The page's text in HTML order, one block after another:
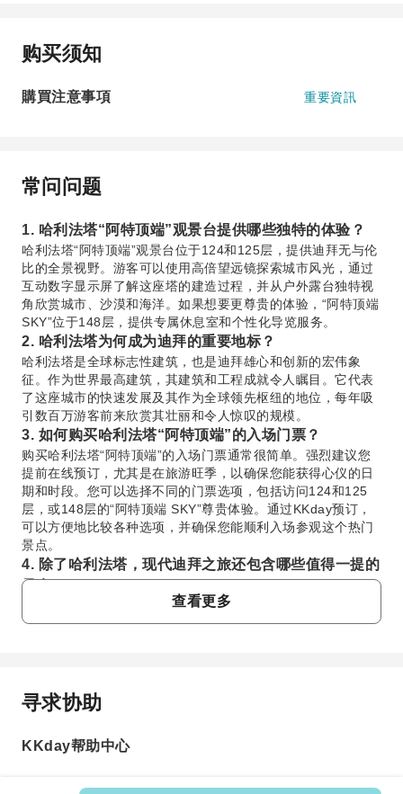
购买须知
購買注意事項 重要資訊
常问问题
1. 哈利法塔“阿特顶端”观景台提供哪些独特的体验？
哈利法塔“阿特顶端”观景台位于124和125层，提供迪拜无与伦
比的全景视野。游客可以使用高倍望远镜探索城市风光，通过
互动数字显示屏了解这座塔的建造过程，并从户外露台独特视
角欣赏城市、沙漠和海洋。如果想要更尊贵的体验，“阿特顶端
SKY”位于148层，提供专属休息室和个性化导览服务。
2. 哈利法塔为何成为迪拜的重要地标？
哈利法塔是全球标志性建筑，也是迪拜雄心和创新的宏伟象
征。作为世界最高建筑，其建筑和工程成就令人瞩目。它代表
了这座城市的快速发展及其作为全球领先枢纽的地位，每年吸
引数百万游客前来欣赏其壮丽和令人惊叹的规模。
3. 如何购买哈利法塔“阿特顶端”的入场门票？
购买哈利法塔“阿特顶端”的入场门票通常很简单。强烈建议您
提前在线预订，尤其是在旅游旺季，以确保您能获得心仪的日
期和时段。您可以选择不同的门票选项，包括访问124和125
层，或148层的“阿特顶端 SKY”尊贵体验。通过KKday预订，
可以方便地比较各种选项，并确保您能顺利入场参观这个热门
景点。
4. 除了哈利法塔，现代迪拜之旅还包含哪些值得一提的
景点？
现代迪拜之旅通常不止包括哈利法塔。紧邻其旁的是巨大的迪
拜购物中心（Dubai Mall），这里是世界一流购物、餐饮和娱
愉悦的味蕾享受，展示了当地风味和奢华甜点。
5. 前往哈利法塔及附近的迪拜购物中心推荐的交通方式
是什么？
前往哈利法塔和迪拜购物中心最便捷的方式是乘坐迪拜地铁红
查看更多
常问问题
1. 哈利法塔“阿特顶端”观景台提供哪些独特的体
哈利法塔“阿特顶端”观景台位于124和125层，提供迪拜无
寻求协助
KKday帮助中心